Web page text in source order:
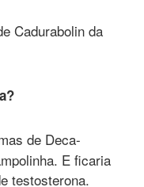
Cadurabolin da
de Deca-
E ficaria
testosterona.